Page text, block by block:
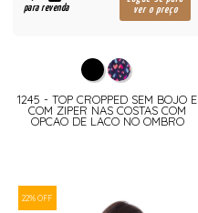
para revenda
ver o preço
1245 - TOP CROPPED SEM BOJO E
COM ZIPER NAS COSTAS COM
OPCAO DE LACO NO OMBRO
22% OFF